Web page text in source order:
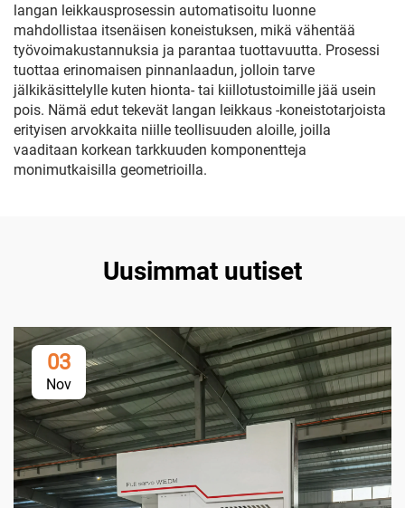
langan leikkausprosessin automatisoitu luonne
mahdollistaa itsenäisen koneistuksen, mikä vähentää
työvoimakustannuksia ja parantaa tuottavuutta. Prosessi
tuottaa erinomaisen pinnanlaadun, jolloin tarve
jälkikäsittelylle kuten hionta- tai kiillotustoimille jää usein
pois. Nämä edut tekevät langan leikkaus -koneistotarjoista
erityisen arvokkaita niille teollisuuden aloille, joilla
vaaditaan korkean tarkkuuden komponentteja
monimutkaisilla geometrioilla.
Uusimmat uutiset
03
Nov